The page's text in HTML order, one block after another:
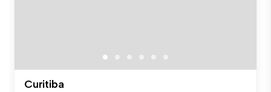
Curitiba